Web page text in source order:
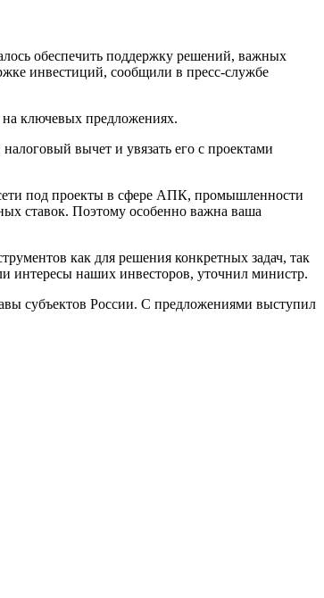
обеспечить поддержку решений, важных
инвестиций, сообщили в пресс-службе
на ключевых предложениях.
вычет и увязать его с проектами
под проекты в сфере АПК, промышленности
ставок. Поэтому особенно важна ваша
как для решения конкретных задач, так
интересы наших инвесторов, уточнил министр.
субъектов России. С предложениями выступил